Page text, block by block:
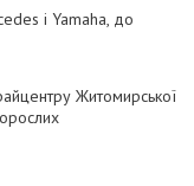
і Yamaha, до
Житомирської